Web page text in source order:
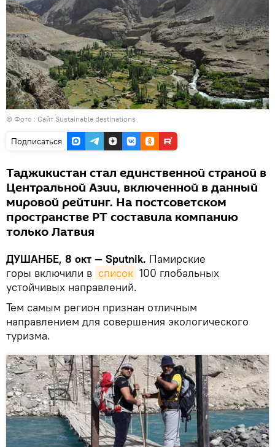
© Фото : Сайт Sustainable destinations
Подписаться
Таджикистан стал единственной страной в
Центральной Азии, включенной в данный
мировой рейтинг. На постсоветском
пространстве РТ составила компанию
только Латвия
ДУШАНБЕ, 8 окт — Sputnik. Памирские
горы включили в список 100 глобальных
устойчивых направлений.
Тем самым регион признан отличным
направлением для совершения экологического
туризма.